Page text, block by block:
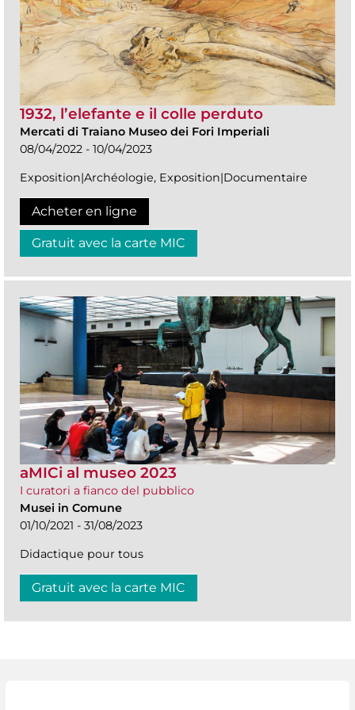
1932, l’elefante e il colle perduto
Mercati di Traiano Museo dei Fori Imperiali
08/04/2022 - 10/04/2023
Exposition|Archéologie, Exposition|Documentaire
Acheter en ligne
Gratuit avec la carte MIC
aMICi al museo 2023
I curatori a fianco del pubblico
Musei in Comune
01/10/2021 - 31/08/2023
Didactique pour tous
Gratuit avec la carte MIC